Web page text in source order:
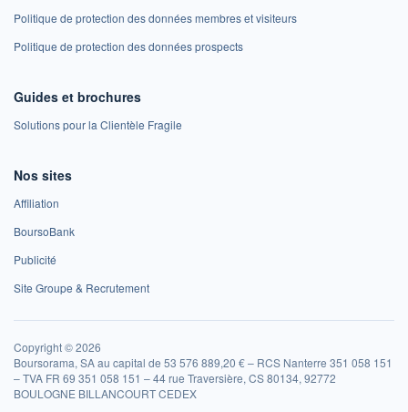
Politique de protection des données membres et visiteurs
Politique de protection des données prospects
Guides et brochures
Solutions pour la Clientèle Fragile
Nos sites
Affiliation
BoursoBank
Publicité
Site Groupe & Recrutement
Copyright © 2026
Boursorama, SA au capital de 53 576 889,20 € – RCS Nanterre 351 058 151
– TVA FR 69 351 058 151 – 44 rue Traversière, CS 80134, 92772
BOULOGNE BILLANCOURT CEDEX